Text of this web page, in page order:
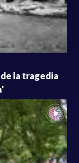
la tragedia